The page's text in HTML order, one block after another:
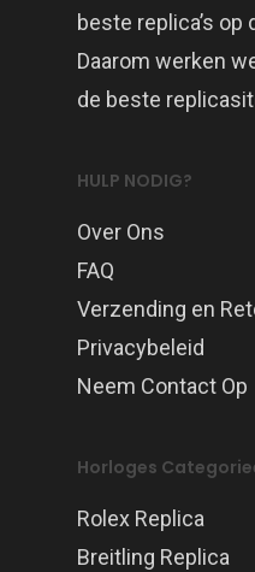
beste replica’s op
Daarom werken
de beste
HULP NODIG?
Over Ons
FAQ
Verzending en
Privacybeleid
Neem Contact Op
Horloges
Rolex Replica
Breitling Replica